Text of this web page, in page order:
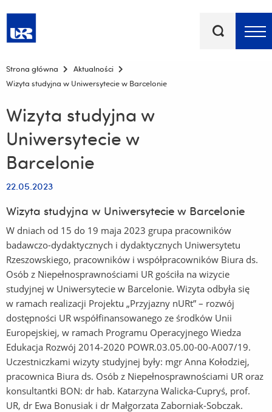
kluczowe
Menu - górna belka
Strona główna
Aktualności
Wizyta studyjna w Uniwersytecie w Barcelonie
Wizyta studyjna w
Uniwersytecie w
Barcelonie
22.05.2023
Wizyta studyjna w Uniwersytecie w Barcelonie
W dniach od 15 do 19 maja 2023 grupa pracowników
badawczo-dydaktycznych i dydaktycznych Uniwersytetu
Rzeszowskiego, pracowników i współpracowników Biura ds.
Osób z Niepełnosprawnościami UR gościła na wizycie
studyjnej w Uniwersytecie w Barcelonie. Wizyta odbyła się
w ramach realizacji Projektu „Przyjazny nURt” – rozwój
dostępności UR współfinansowanego ze środków Unii
Europejskiej, w ramach Programu Operacyjnego Wiedza
Edukacja Rozwój 2014-2020 POWR.03.05.00-00-A007/19.
Uczestniczkami wizyty studyjnej były: mgr Anna Kołodziej,
pracownica Biura ds. Osób z Niepełnosprawnościami UR oraz
konsultantki BON: dr hab. Katarzyna Walicka-Cupryś, prof.
UR, dr Ewa Bonusiak i dr Małgorzata Zaborniak-Sobczak.